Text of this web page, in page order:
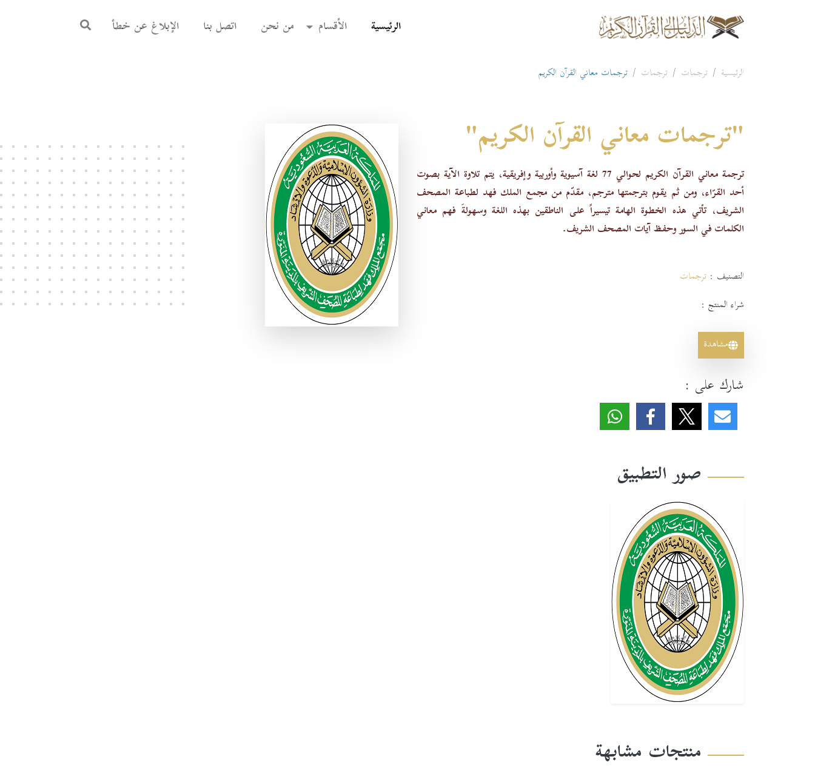
الرئيسية
(current) الأقسام من نحن اتصل بنا الإبلاغ عن خطأ
الرئيسية ترجمات ترجمات ترجمات معاني القرآن الكريم
"ترجمات معاني القرآن الكريم"
ترجمة معاني القرآن الكريم لحوالي 77 لغة آسيوية وأوربية وإفريقية، يتم تلاوة الآية بصوت
أحد القرّاء، ومن ثم يقوم بترجمتها مترجم، مقدّم من مجمع الملك فهد لطباعة المصحف
الشريف، تأتي هذه الخطوة الهامة تيسيراً على الناطقين بهذه اللغة وسهولةَ فهم معاني
الكلمات في السور وحفظ آيات المصحف الشريف.
التصنيف : ترجمات
شراء المنتج :
مشاهدة
شارك على :
صور التطبيق
منتجات مشابهة